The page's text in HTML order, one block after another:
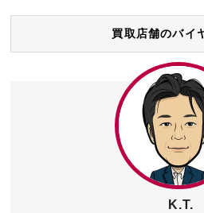
買取店舗のバイ
K.T.